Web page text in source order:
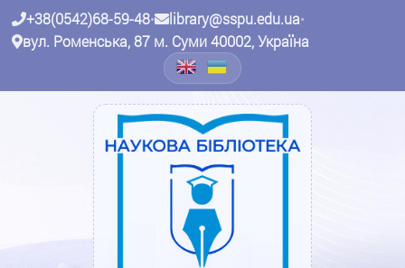
+38(0542)68-59-48• library@sspu.edu.ua•
вул. Роменська, 87 м. Суми 40002, Україна